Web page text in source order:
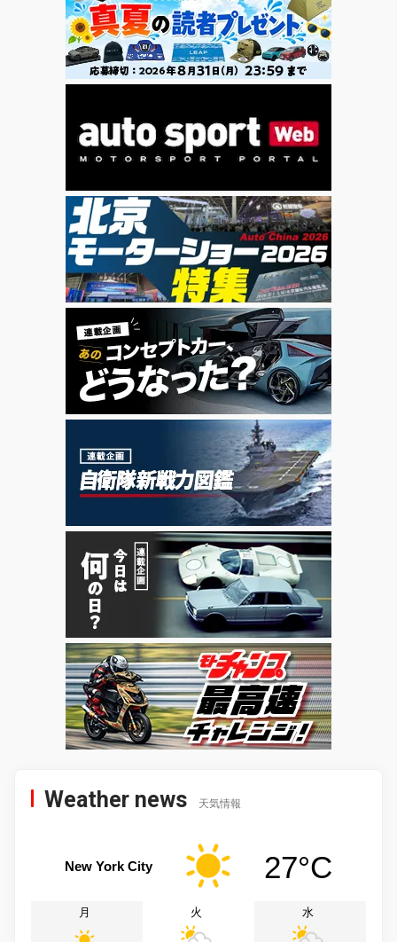
Weather news 天気情報
New York City 27°C
月 火 水